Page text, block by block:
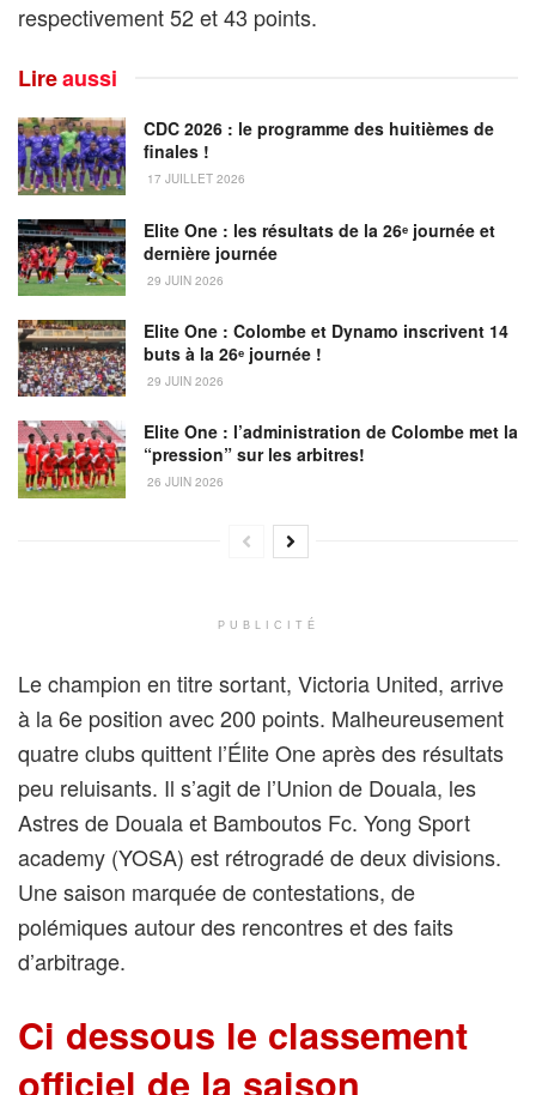
respectivement 52 et 43 points.
Lireaussi
CDC 2026 : le programme des huitièmes de
finales !
17 JUILLET 2026
Elite One : les résultats de la 26ᵉ journée et
dernière journée
29 JUIN 2026
Elite One : Colombe et Dynamo inscrivent 14
buts à la 26ᵉ journée !
29 JUIN 2026
Elite One : l’administration de Colombe met la
“pression” sur les arbitres!
26 JUIN 2026
PUBLICITÉ
Le champion en titre sortant, Victoria United, arrive
à la 6e position avec 200 points. Malheureusement
quatre clubs quittent l’Élite One après des résultats
peu reluisants. Il s’agit de l’Union de Douala, les
Astres de Douala et Bamboutos Fc. Yong Sport
academy (YOSA) est rétrogradé de deux divisions.
Une saison marquée de contestations, de
polémiques autour des rencontres et des faits
d’arbitrage.
Ci dessous le classement
officiel de la saison